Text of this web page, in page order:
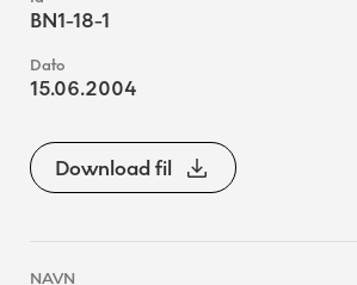
BN1-18-1
15.06.2004
Download fil